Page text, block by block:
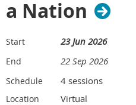
a Nation
Start 23 Jun 2026
End 22 Sep 2026
Schedule 4 sessions
Location Virtual